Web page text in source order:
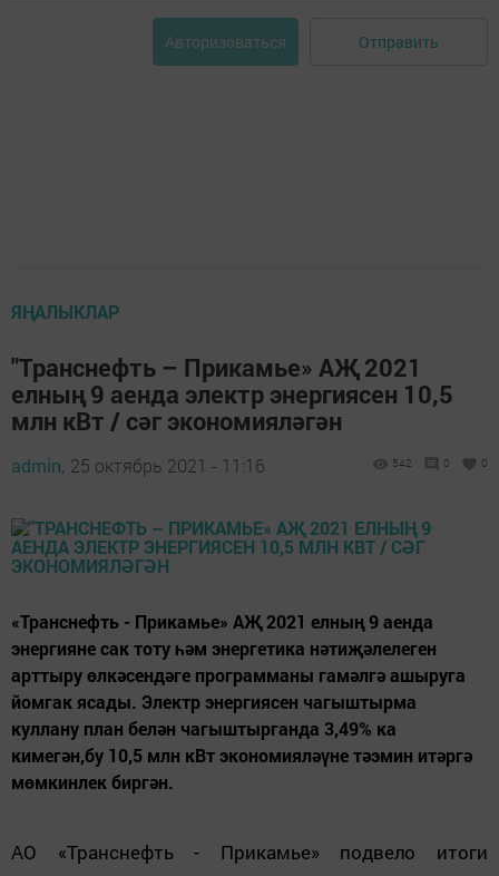
Авторизоваться Отправить
ЯҢАЛЫКЛАР
"Транснефть – Прикамье» АҖ 2021
елның 9 аенда электр энергиясен 10,5
млн кВт / сәг экономияләгән
admin, 25 октябрь 2021 - 11:16 542 0 0
«Транснефть - Прикамье» АҖ 2021 елның 9 аенда
энергияне сак тоту һәм энергетика нәтиҗәлелеген
арттыру өлкәсендәге программаны гамәлгә ашыруга
йомгак ясады. Электр энергиясен чагыштырма
куллану план белән чагыштырганда 3,49% ка
кимегән,бу 10,5 млн кВт экономияләүне тәэмин итәргә
мөмкинлек биргән.
АО «Транснефть - Прикамье» подвело итоги